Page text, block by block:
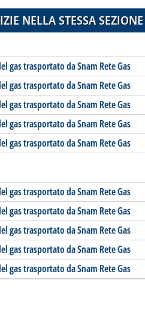
NELLA STESSA SEZIONE
gas trasportato da Snam Rete Gas
gas trasportato da Snam Rete Gas
gas trasportato da Snam Rete Gas
gas trasportato da Snam Rete Gas
gas trasportato da Snam Rete Gas
gas trasportato da Snam Rete Gas
gas trasportato da Snam Rete Gas
gas trasportato da Snam Rete Gas
gas trasportato da Snam Rete Gas
gas trasportato da Snam Rete Gas